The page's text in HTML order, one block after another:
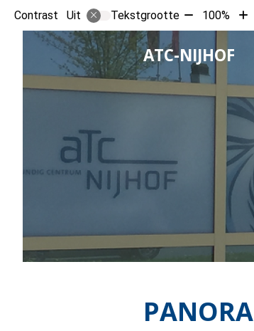
Contrast Uit Tekstgrootte Tekst
verkleinen
10%
100%
ATC-NIJHOF